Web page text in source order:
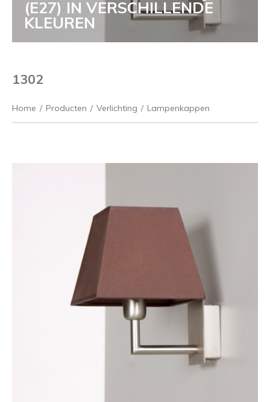
(E27) IN VERSCHILLENDE
KLEUREN
1302
Home / Producten / Verlichting / Lampenkappen